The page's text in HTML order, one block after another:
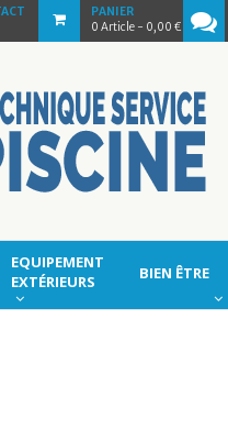
PANIER
0 Article - 0,00 €
EQUIPEMENT
EXTÉRIEURS
BIEN ÊTRE